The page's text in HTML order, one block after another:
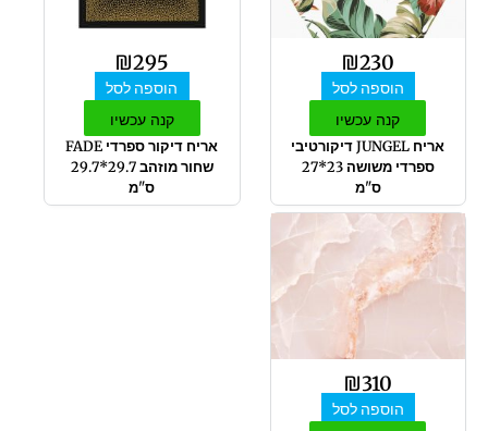
₪230
הוספה לסל
קנה עכשיו
אריח JUNGEL דיקורטיבי
ספרדי משושה 23*27
ס"מ
₪295
הוספה לסל
קנה עכשיו
אריח דיקור ספרדי FADE
שחור מוזהב 29.7*29.7
ס"מ
₪310
הוספה לסל